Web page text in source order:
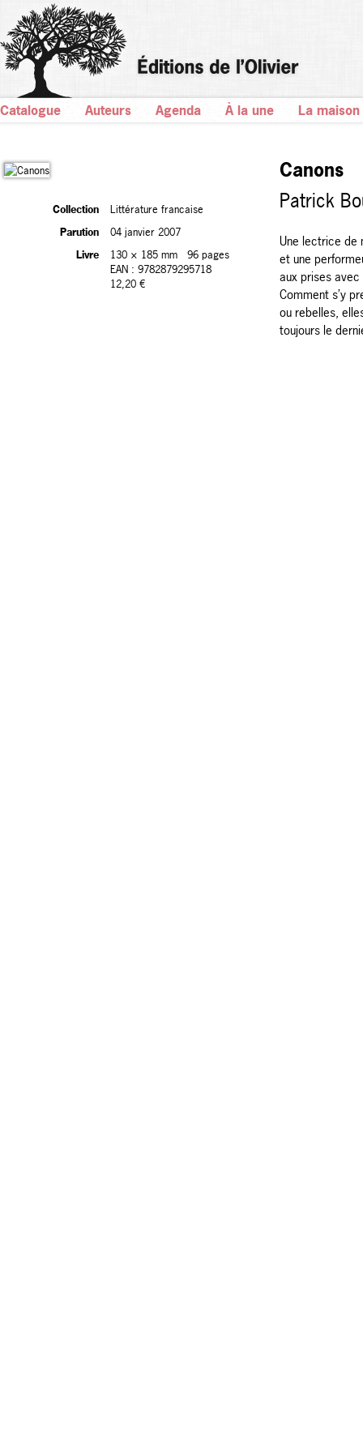
Catalogue Auteurs Agenda À la une La maison
Collection
Littérature francaise
Parution
04 janvier 2007
Livre
130 × 185 mm
96 pages
EAN : 9782879295718
12,20 €
Canons
Patrick
Une lectrice de
et une
aux prises
Comment s’y
ou rebelles,
toujours le